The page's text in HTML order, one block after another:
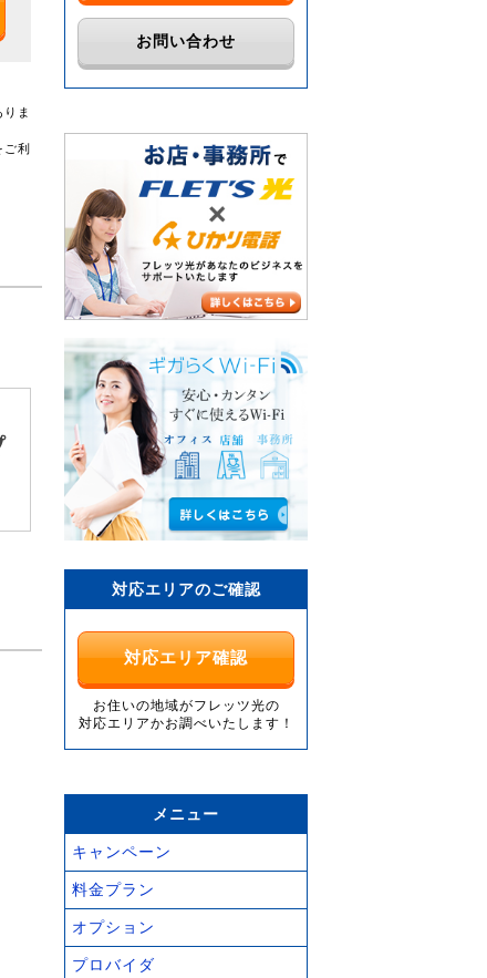
ま
利
お問い合わせ
対応エリアのご確認
対応エリア確認
お住いの地域がフレッツ光の
対応エリアかお調べいたします！
メニュー
キャンペーン
料金プラン
オプション
プロバイダ